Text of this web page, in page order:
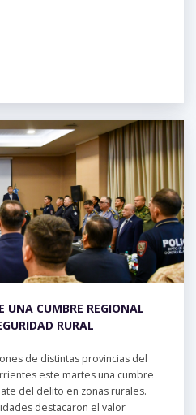
UNA CUMBRE REGIONAL
RURAL
de distintas provincias del
este martes una cumbre
del delito en zonas rurales.
destacaron el valor